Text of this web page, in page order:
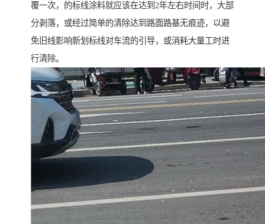
覆一次，的标线涂料就应该在达到2年左右时间时，大部
分剥落，或经过简单的清除达到路面路基无痕迹，以避
免旧线影响新划标线对车流的引导，或消耗大量工时进
行清除。